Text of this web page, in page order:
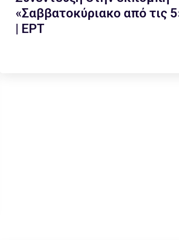
«Σαββατοκύριακο από τις
| ΕΡΤ